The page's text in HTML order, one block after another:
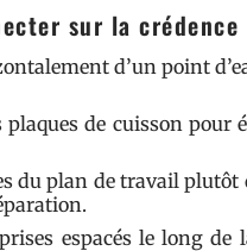
sur la crédence
d’un point
de cuisson pour
du plan de travail
espacés le long